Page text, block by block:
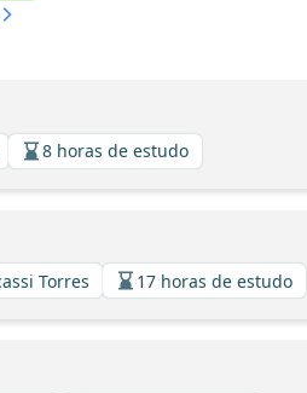
8 horas de estudo
Torres 17 horas de estudo